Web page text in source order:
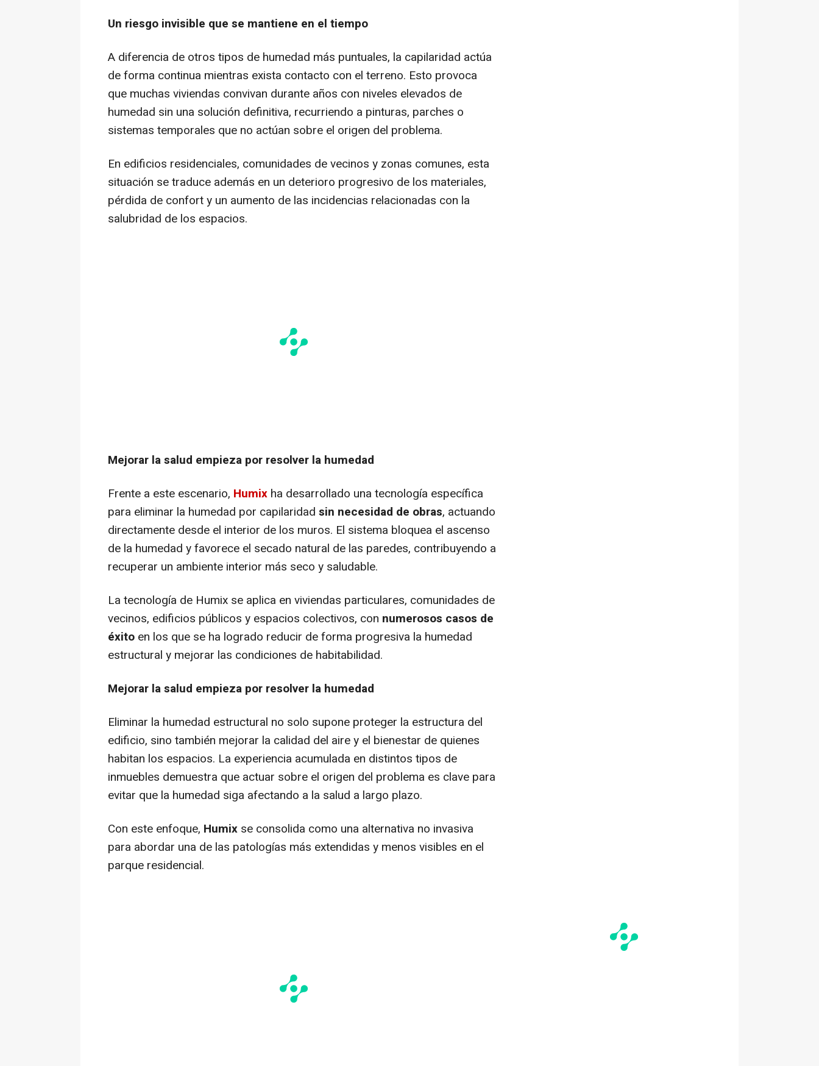
Un riesgo invisible que se mantiene en el tiempo
A diferencia de otros tipos de humedad más puntuales, la capilaridad actúa
de forma continua mientras exista contacto con el terreno. Esto provoca
que muchas viviendas convivan durante años con niveles elevados de
humedad sin una solución definitiva, recurriendo a pinturas, parches o
sistemas temporales que no actúan sobre el origen del problema.
En edificios residenciales, comunidades de vecinos y zonas comunes, esta
situación se traduce además en un deterioro progresivo de los materiales,
pérdida de confort y un aumento de las incidencias relacionadas con la
salubridad de los espacios.
Mejorar la salud empieza por resolver la humedad
Frente a este escenario, Humix ha desarrollado una tecnología específica
para eliminar la humedad por capilaridad sin necesidad de obras, actuando
directamente desde el interior de los muros. El sistema bloquea el ascenso
de la humedad y favorece el secado natural de las paredes, contribuyendo a
recuperar un ambiente interior más seco y saludable.
La tecnología de Humix se aplica en viviendas particulares, comunidades de
vecinos, edificios públicos y espacios colectivos, con numerosos casos de
éxito en los que se ha logrado reducir de forma progresiva la humedad
estructural y mejorar las condiciones de habitabilidad.
Mejorar la salud empieza por resolver la humedad
Eliminar la humedad estructural no solo supone proteger la estructura del
edificio, sino también mejorar la calidad del aire y el bienestar de quienes
habitan los espacios. La experiencia acumulada en distintos tipos de
inmuebles demuestra que actuar sobre el origen del problema es clave para
evitar que la humedad siga afectando a la salud a largo plazo.
Con este enfoque, Humix se consolida como una alternativa no invasiva
para abordar una de las patologías más extendidas y menos visibles en el
parque residencial.